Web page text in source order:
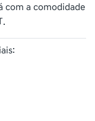
com a comodidade